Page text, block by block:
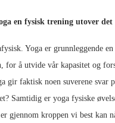
en fysisk trening utover det
Yoga er grunnleggende
for å utvide vår kapasitet og
gir faktisk noen suverene svar
Samtidig er yoga fysiske
gjennom kroppen vi best kan